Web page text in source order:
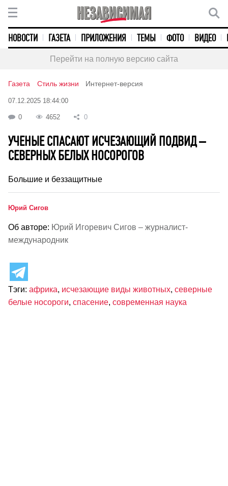
НОВОСТИ ГАЗЕТА ПРИЛОЖЕНИЯ ТЕМЫ ФОТО ВИДЕО
Перейти на полную версию сайта
Газета Стиль жизни Интернет-версия
07.12.2025 18:44:00
0 4652 0
УЧЕНЫЕ СПАСАЮТ ИСЧЕЗАЮЩИЙ ПОДВИД –
СЕВЕРНЫХ БЕЛЫХ НОСОРОГОВ
Большие и беззащитные
Юрий Сигов
Об авторе: Юрий Игоревич Сигов – журналист-
международник
Тэги: африка, исчезающие виды животных, северные
белые носороги, спасение, современная наука